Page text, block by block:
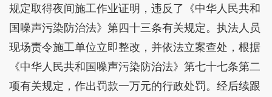
规定取得夜间施工作业证明，违反了《中华人民共和
国噪声污染防治法》第四十三条有关规定。执法人员
现场责令施工单位立即整改，并依法立案查处，根据
《中华人民共和国噪声污染防治法》第七十七条第二
项有关规定，作出罚款一万元的行政处罚。经后续跟